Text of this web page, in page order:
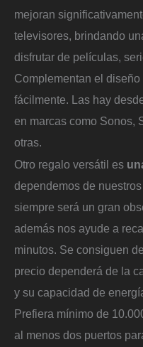
mejoran
televisores, brindando
disfrutar de películas,
Complementan el
fácilmente. Las hay
en marcas como Sonos,
otras.
Otro regalo versátil es
dependemos de
siempre será un gran
además nos ayude a
minutos. Se consiguen
precio dependerá de la
y su capacidad de
Prefiera mínimo de
al menos dos puertos